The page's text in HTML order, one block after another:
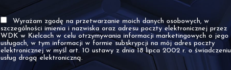
Wyrażam zgodę na przetwarzanie moich danych osobowych, w
szczególności imienia i nazwiska oraz adresu poczty elektronicznej przez
WDK w Kielcach w celu otrzymywania informacji marketingowych o jego
usługach, w tym informacji w formie subskrypcji na mój adres poczty
elektronicznej w myśl art. 10 ustawy z dnia 18 lipca 2002 r. o świadczeniu
usług drogą elektroniczną.